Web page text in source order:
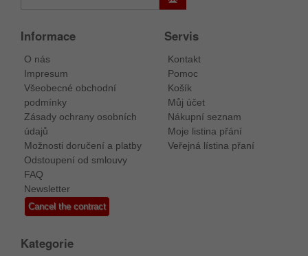
Informace
O nás
Impresum
Všeobecné obchodní
podmínky
Zásady ochrany osobních
údajů
Možnosti doručení a platby
Odstoupení od smlouvy
FAQ
Newsletter
Cancel the contract
Servis
Kontakt
Pomoc
Košík
Můj účet
Nákupní seznam
Moje listina přání
Veřejná lístina přaní
Kategorie